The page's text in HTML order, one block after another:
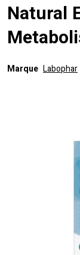
Natural
Marque Labophar